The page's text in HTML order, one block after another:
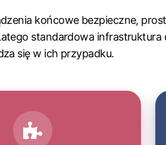
końcowe bezpieczne,
standardowa infrastruktura
się w ich przypadku.